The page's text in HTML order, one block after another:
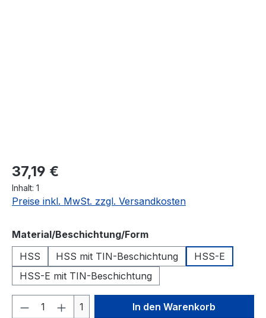
37,19 €
Inhalt: 1
Preise inkl. MwSt. zzgl. Versandkosten
Material/Beschichtung/Formauswählen
HSS
HSS mit TIN-Beschichtung
HSS-E
HSS-E mit TIN-Beschichtung
Produkt Anzahl: Gib den
1 In den Warenkorb